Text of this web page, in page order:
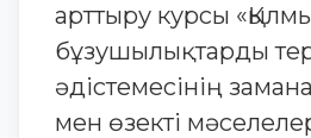
арттыру курсы
бұзушылықтарды
әдістемесінің
мен өзекті